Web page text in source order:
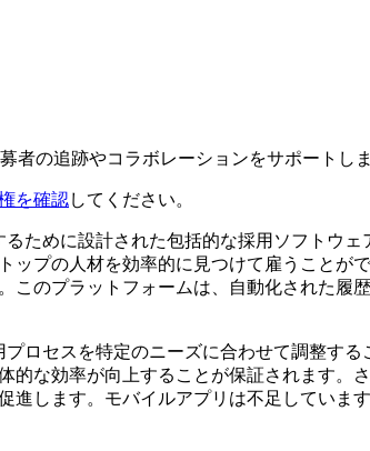
者の追跡やコラボレーションをサポートしま
を確認してください。
ために設計された包括的な採用ソフトウ
ップの人材を効率的に見つけて雇うこと
このプラットフォームは、自動化された
ロセスを特定のニーズに合わせて調整す
な効率が向上することが保証されます。
します。モバイルアプリは不足していま